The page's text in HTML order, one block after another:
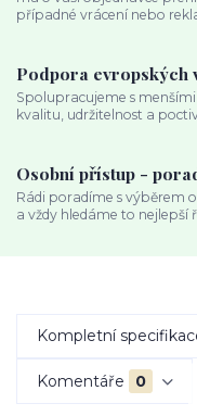
případné vrácení nebo
Podpora evropských
Spolupracujeme s
kvalitu, udržitelnost a
Osobní přístup -
Rádi poradíme s výběrem
a vždy hledáme to nejlepší
Kompletní
Komentáře 0